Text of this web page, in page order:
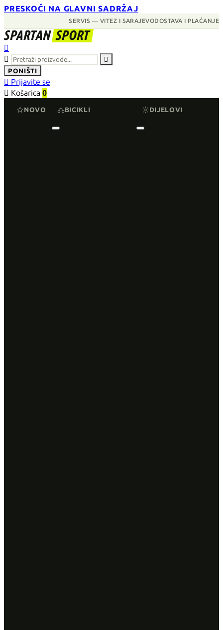
PRESKOČI NA GLAVNI SADRŽAJ
SERVIS — VITEZ I SARAJEVODOSTAVA I PLAĆANJE
SPARTAN SPORT



PONIŠTI
 Prijavite se
 Košarica 0
NOVO BICIKLI DIJELOVI